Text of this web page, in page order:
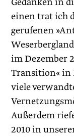
einen trat ich
gerufenen
im Dezember
Transition« in
viele
Außerdem
2010 in